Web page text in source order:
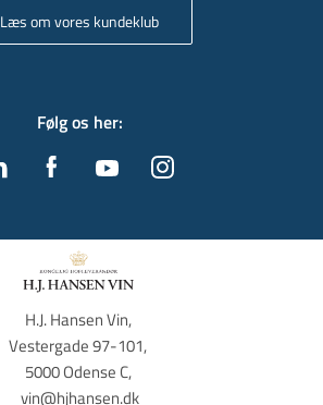
Læs om vores kundeklub
Følg os her:
H.J. Hansen Vin,
Vestergade 97-101,
5000 Odense C,
vin@hjhansen.dk